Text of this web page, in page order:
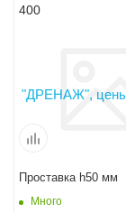
400
Проставка h50 мм
Много